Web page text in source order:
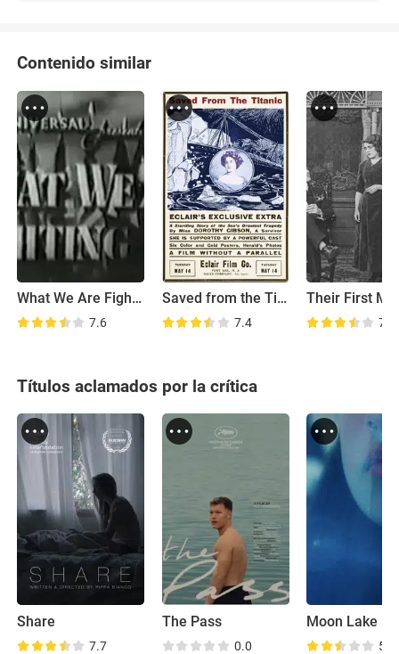
Contenido similar
What We Are Fighting For
7.6
Saved from the Titanic
7.4 7.8
Títulos aclamados por la crítica
Share
7.7
The Pass
0.0
Moon Lake
5.9